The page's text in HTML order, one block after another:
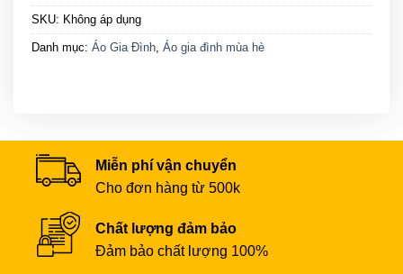
SKU: Không áp dụng
Danh mục: Áo Gia Đình, Áo gia đình mùa hè
Miễn phí vận chuyển
Cho đơn hàng từ 500k
Chất lượng đảm bảo
Đảm bảo chất lượng 100%